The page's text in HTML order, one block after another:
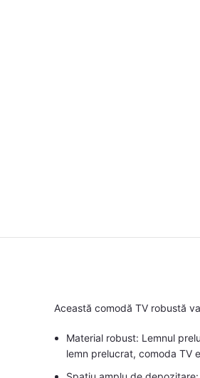
Această comodă TV robustă
Material robust: Lemnul
lemn prelucrat, comoda TV